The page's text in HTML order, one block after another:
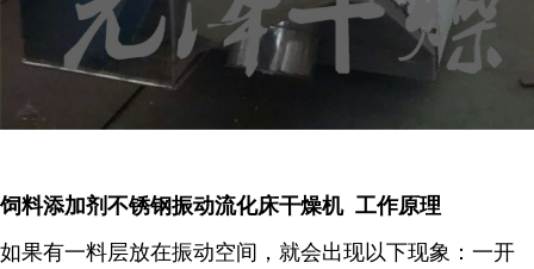
饲料添加剂不锈钢振动流化床干燥机 工作原理
如果有一料层放在振动空间，就会出现以下现象：一开